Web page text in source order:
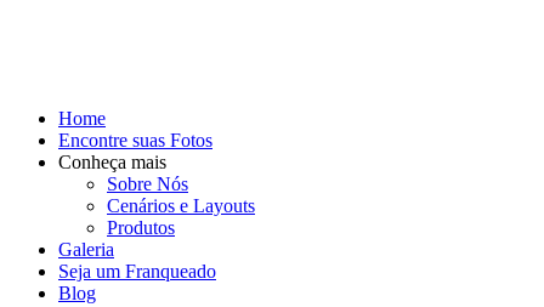
Home
Encontre suas Fotos
Conheça mais
Sobre Nós
Cenários e Layouts
Produtos
Galeria
Seja um Franqueado
Blog